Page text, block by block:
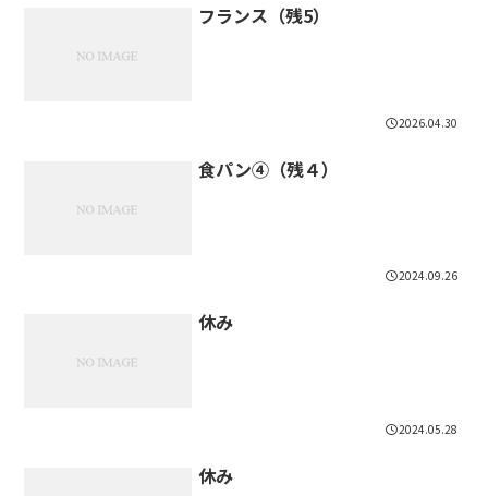
フランス（残5）
2026.04.30
食パン④（残４）
2024.09.26
休み
2024.05.28
休み